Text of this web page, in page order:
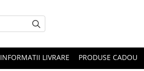
INFORMATII LIVRARE PRODUSE CADOU